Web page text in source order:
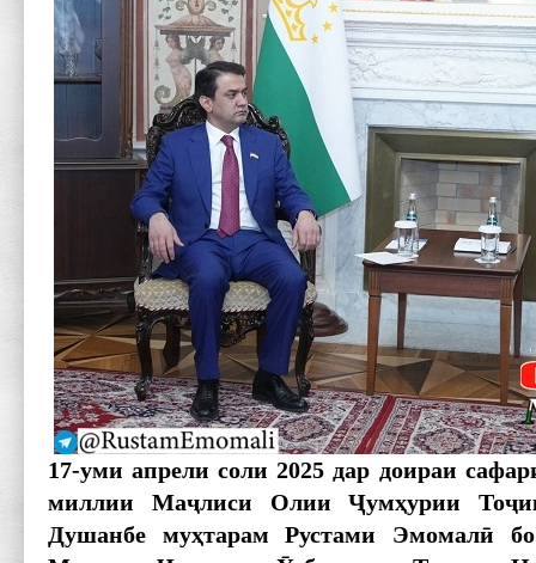
17-уми апрели соли 2025 дар доираи
миллии Маҷлиси Олии Ҷумҳурии
Душанбе муҳтарам Рустами Эмомалӣ